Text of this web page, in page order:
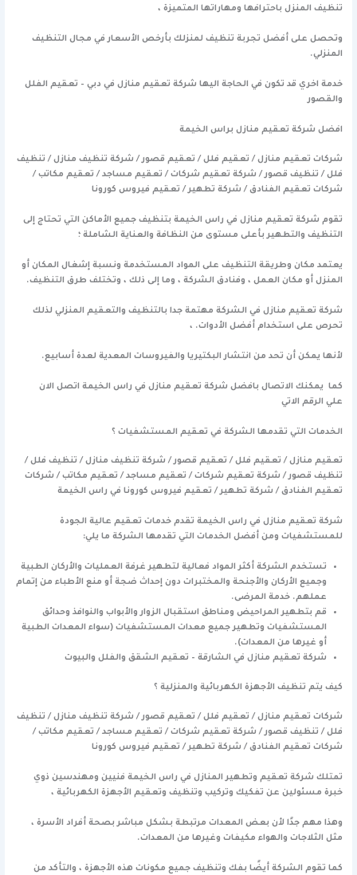
تنظيف المنزل باحترافها ومهاراتها المتميزة ،
وتحصل على أفضل تجربة تنظيف لمنزلك بأرخص الأسعار في مجال التنظيف
المنزلي.
خدمة اخري قد تكون في الحاجة اليها شركة تعقيم منازل في دبي – تعقيم الفلل
والقصور
افضل شركة تعقيم منازل براس الخيمة
شركات تعقيم منازل / تعقيم فلل / تعقيم قصور / شركة تنظيف منازل / تنظيف
فلل / تنظيف قصور / شركة تعقيم شركات / تعقيم مساجد / تعقيم مكاتب /
شركات تعقيم الفنادق / شركة تطهير / تعقيم فيروس كورونا
تقوم شركة تعقيم منازل في راس الخيمة بتنظيف جميع الأماكن التي تحتاج إلى
التنظيف والتطهير بأعلى مستوى من النظافة والعناية الشاملة ؛
يعتمد مكان وطريقة التنظيف على المواد المستخدمة ونسبة إشغال المكان أو
المنزل أو مكان العمل ، وفنادق الشركة ، وما إلى ذلك ، وتختلف طرق التنظيف.
شركة تعقيم منازل في الشركة مهتمة جدا بالتنظيف والتعقيم المنزلي لذلك
تحرص على استخدام أفضل الأدوات. ،
لأنها يمكن أن تحد من انتشار البكتيريا والفيروسات المعدية لعدة أسابيع.
كما يمكنك الاتصال بافضل شركة تعقيم منازل في راس الخيمة اتصل الان
علي الرقم الاتي
الخدمات التي تقدمها الشركة في تعقيم المستشفيات ؟
تعقيم منازل / تعقيم فلل / تعقيم قصور / شركة تنظيف منازل / تنظيف فلل /
تنظيف قصور / شركة تعقيم شركات / تعقيم مساجد / تعقيم مكاتب / شركات
تعقيم الفنادق / شركة تطهير / تعقيم فيروس كورونا في راس الخيمة
شركة تعقيم منازل في راس الخيمة تقدم خدمات تعقيم عالية الجودة
للمستشفيات ومن أفضل الخدمات التي تقدمها الشركة ما يلي:
تستخدم الشركة أكثر المواد فعالية لتطهير غرفة العمليات والأركان الطبية
وجميع الأركان والأجنحة والمختبرات دون إحداث ضجة أو منع الأطباء من إتمام
عملهم. خدمة المرضى.
قم بتطهير المراحيض ومناطق استقبال الزوار والأبواب والنوافذ وحدائق
المستشفيات وتطهير جميع معدات المستشفيات (سواء المعدات الطبية
أو غيرها من المعدات).
شركة تعقيم منازل في الشارقة – تعقيم الشقق والفلل والبيوت
كيف يتم تنظيف الأجهزة الكهربائية والمنزلية ؟
شركات تعقيم منازل / تعقيم فلل / تعقيم قصور / شركة تنظيف منازل / تنظيف
فلل / تنظيف قصور / شركة تعقيم شركات / تعقيم مساجد / تعقيم مكاتب /
شركات تعقيم الفنادق / شركة تطهير / تعقيم فيروس كورونا
تمتلك شركة تعقيم وتطهير المنازل في راس الخيمة فنيين ومهندسين ذوي
خبرة مسئولين عن تفكيك وتركيب وتنظيف وتعقيم الأجهزة الكهربائية ،
وهذا مهم جدًا لأن بعض المعدات مرتبطة بشكل مباشر بصحة أفراد الأسرة ،
مثل الثلاجات والهواء مكيفات وغيرها من المعدات.
كما تقوم الشركة أيضًا بفك وتنظيف جميع مكونات هذه الأجهزة ، والتأكد من